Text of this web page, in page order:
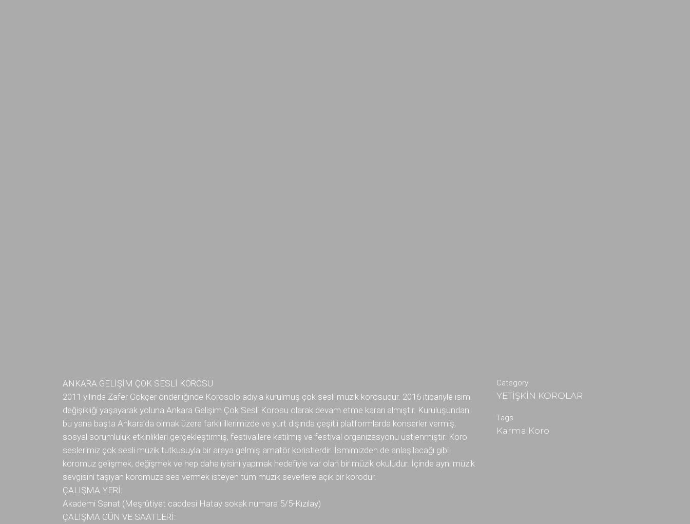
ANKARA GELİŞİM ÇOK SESLİ KOROSU
2011 yılında Zafer Gökçer önderliğinde Korosolo adıyla kurulmuş çok sesli müzik korosudur. 2016 itibariyle isim
değişikliği yaşayarak yoluna Ankara Gelişim Çok Sesli Korosu olarak devam etme kararı almıştır. Kuruluşundan
bu yana başta Ankara’da olmak üzere farklı illerimizde ve yurt dışında çeşitli platformlarda konserler vermiş,
sosyal sorumluluk etkinlikleri gerçekleştirmiş, festivallere katılmış ve festival organizasyonu üstlenmiştir. Koro
seslerimiz çok sesli müzik tutkusuyla bir araya gelmiş amatör koristlerdir. İsmimizden de anlaşılacağı gibi
koromuz gelişmek, değişmek ve hep daha iyisini yapmak hedefiyle var olan bir müzik okuludur. İçinde aynı müzik
sevgisini taşıyan koromuza ses vermek isteyen tüm müzik severlere açık bir korodur.
ÇALIŞMA YERİ:
Akademi Sanat (Meşrûtiyet caddesi Hatay sokak numara 5/5-Kızılay)
ÇALIŞMA GÜN VE SAATLERİ:
Category
YETİŞKİN KOROLAR
Tags
Karma Koro